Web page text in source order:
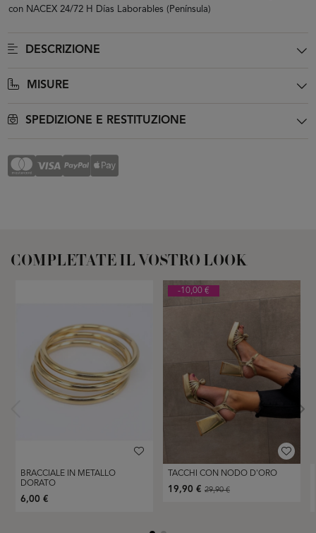
con NACEX 24/72 H Días Laborables (Península)
DESCRIZIONE
MISURE
SPEDIZIONE E RESTITUZIONE
COMPLETATE IL VOSTRO LOOK
BRACCIALE IN METALLO
DORATO
6,00 €
-10,00 €
TACCHI CON NODO D'ORO
19,90 € 29,90 €